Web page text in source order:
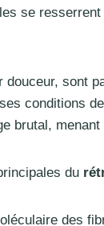
se
sont
conditions
brutal,
du
des